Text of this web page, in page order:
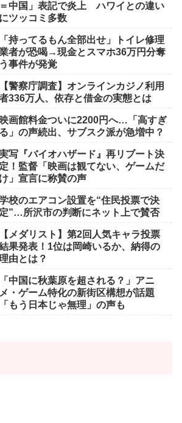
＝中国」表記で炎上 ハワイとの違い
にツッコミ多数
「持ってるもん全部出せ」トイレ修理
者が恐喝→現金とスマホ36万円分奪
う事件が発覚
【警察庁調査】オンラインカジノ利用
336万人、依存と借金の実態とは
映画館料金ついに2200円へ…「高すぎ
る」の声続出、サブスク派が急増中？
写『バイオハザード』再リブート決
定！監督「映画は観てない、ゲームだ
け」宣言に称賛の声
校のエアコン設置を“住民投票で決
定”…所沢市の判断にネット上で賛否
【メダリスト】第2回人気キャラ投票
果発表！1位は岡崎いるか、納得の
由とは？
「中国に秋葉原を超される？」アニ
メ・ゲーム特化の新街区構想が話題
「もう日本じゃ無理」の声も